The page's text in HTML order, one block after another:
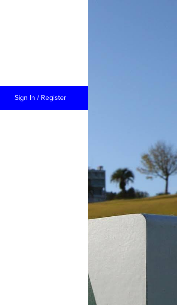
Sign In / Register